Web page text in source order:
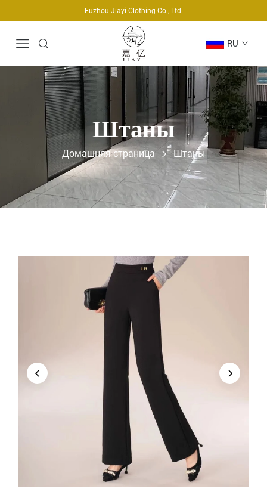
Fuzhou Jiayi Clothing Co., Ltd.
RU
Штаны
Домашняя страница Штаны